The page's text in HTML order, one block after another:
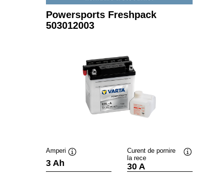
Powersports Freshpack
503012003
Amperi
3 Ah
Curent de pornire
la rece
30 A